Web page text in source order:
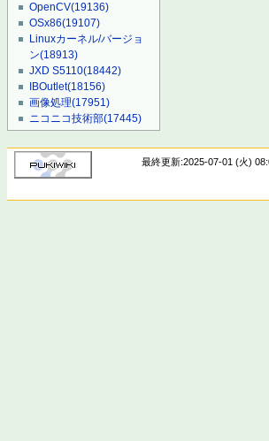
OpenCV(19136)
OSx86(19107)
Linuxカーネル/バージョ
ン(18913)
JXD S5110(18442)
IBOutlet(18156)
画像処理(17951)
ニコニコ技術部(17445)
最終更新:2025-07-01 (火)